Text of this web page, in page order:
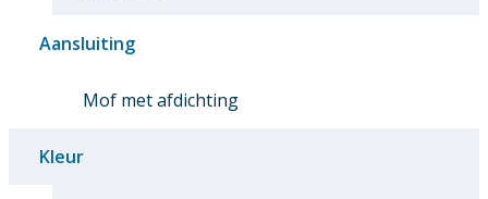
Aansluiting
Mof met afdichting
Kleur